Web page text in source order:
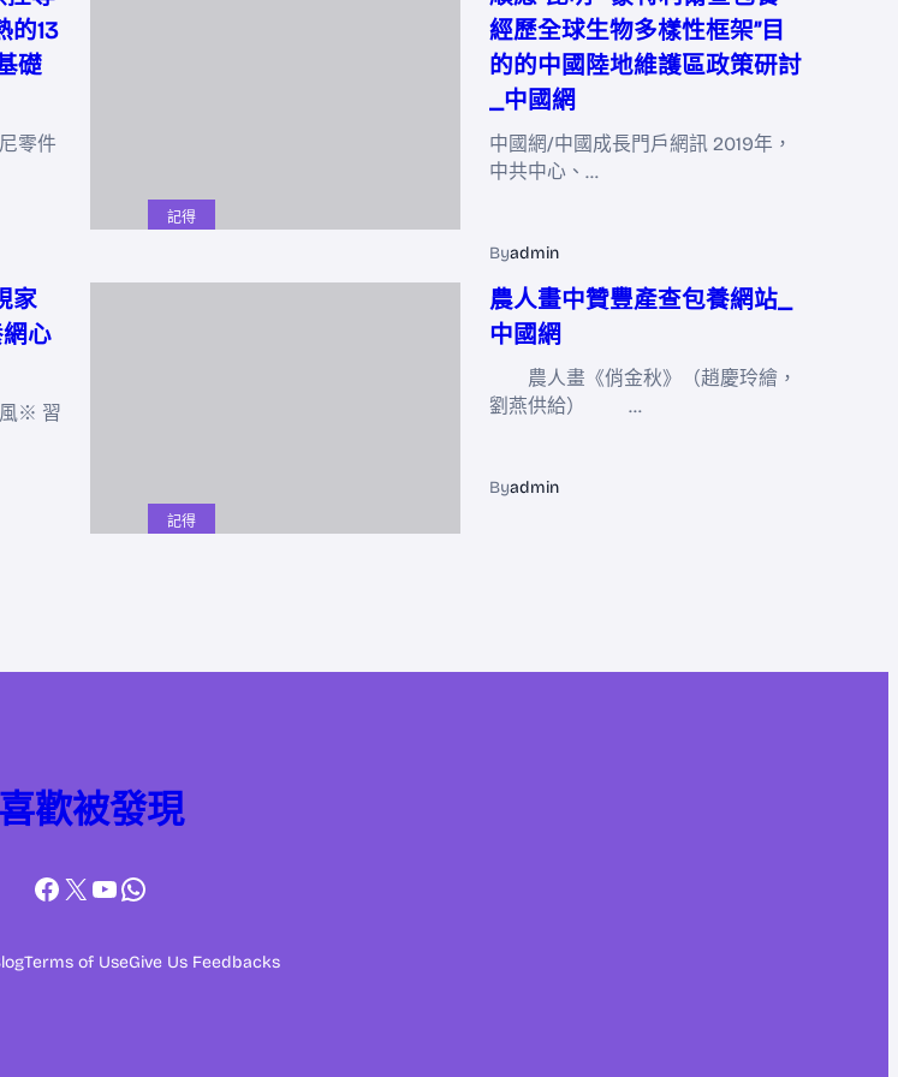
的13
礎
零件
記得
經歷全球生物多樣性框架”目
的的中國陸地維護區政策研討
_中國網
中國網/中國成長門戶網訊 2019年，
中共中心、…
Byadmin
家
心
※ 習
記得
農人畫中贊豐產查包養網站_
中國網
農人畫《俏金秋》（趙慶玲繪，
劉燕供給） …
Byadmin
喜歡被發現
Facebook
X YouTube
WhatsApp
Terms of UseGive Us Feedbacks